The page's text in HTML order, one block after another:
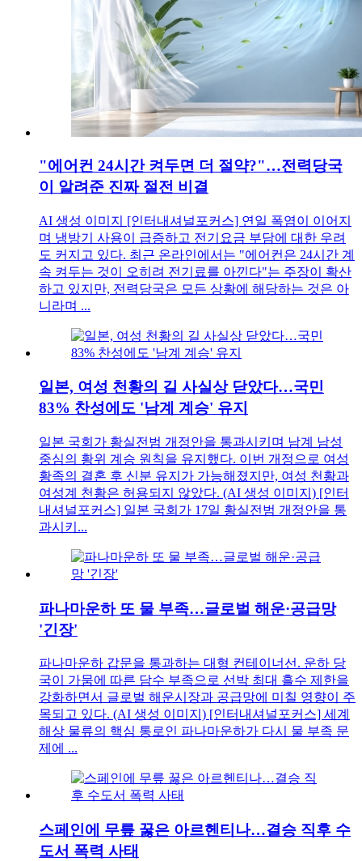
"에어컨 24시간 켜두면 더 절약?"…전력당국
이 알려준 진짜 절전 비결
AI 생성 이미지 [인터내셔널포커스] 연일 폭염이 이어지
며 냉방기 사용이 급증하고 전기요금 부담에 대한 우려
도 커지고 있다. 최근 온라인에서는 "에어컨은 24시간 계
속 켜두는 것이 오히려 전기료를 아낀다"는 주장이 확산
하고 있지만, 전력당국은 모든 상황에 해당하는 것은 아
니라며 ...
일본, 여성 천황의 길 사실상 닫았다…국민
83% 찬성에도 '남계 계승' 유지
일본 국회가 황실전범 개정안을 통과시키며 남계 남성
중심의 황위 계승 원칙을 유지했다. 이번 개정으로 여성
황족의 결혼 후 신분 유지가 가능해졌지만, 여성 천황과
여성계 천황은 허용되지 않았다. (AI 생성 이미지) [인터
내셔널포커스] 일본 국회가 17일 황실전범 개정안을 통
과시키...
파나마운하 또 물 부족…글로벌 해운·공급망
'긴장'
파나마운하 갑문을 통과하는 대형 컨테이너선. 운하 당
국이 가뭄에 따른 담수 부족으로 선박 최대 흘수 제한을
강화하면서 글로벌 해운시장과 공급망에 미칠 영향이 주
목되고 있다. (AI 생성 이미지) [인터내셔널포커스] 세계
해상 물류의 핵심 통로인 파나마운하가 다시 물 부족 문
제에 ...
스페인에 무릎 꿇은 아르헨티나…결승 직후 수
도서 폭력 사태